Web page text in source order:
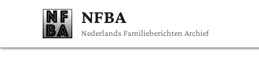
NFBA
Nederlands Familieberichten Archief